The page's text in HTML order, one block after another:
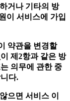
거나 기타의 방
이 서비스에 가입
약관을 변경할
제2항과 같은 방
의무에 관한 중
다.
으면 서비스 이